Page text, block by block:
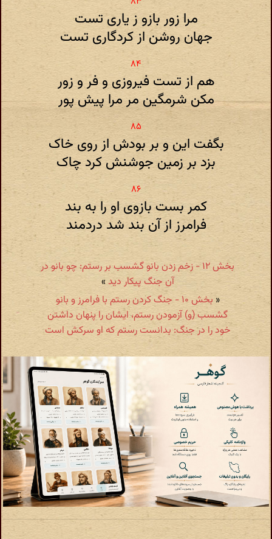
مرا زور بازو ز یاری تست
جهان روشن از کردگاری تست
هم از تست فیروزی و فر و زور
مکن شرمگین مر مرا پیش پور
بگفت این و بر بودش از روی خاک
بزد بر زمین جوشنش کرد چاک
کمر بست بازوی او را به بند
فرامرز از آن بند شد دردمند
بخش ۱۲ - زخم زدن بانو گشسب بر رستم: چو بانو در
آن جنگ پیکار دید»
«
بخش ۱۰ - جنگ کردن رستم با فرامرز و بانو
گشسب (و) آزمودن رستم، ایشان را پنهان داشتن
خود را در جنگ: بدانست رستم که او سرکش است